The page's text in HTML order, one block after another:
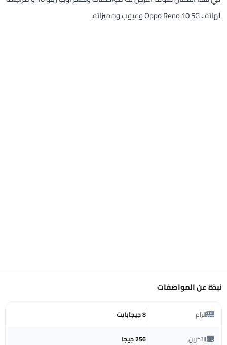
لهاتف Oppo Reno 10 5G وعيوب ومميزاته.
نبذة عن المواصفات
الرام 8 جيجابايت
التخزين 256 جيجا